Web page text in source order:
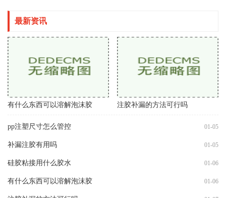
最新资讯
有什么东西可以溶解泡沫胶 注胶补漏的方法可行吗
pp注塑尺寸怎么管控 01-05
补漏注胶有用吗 01-05
硅胶粘接用什么胶水 01-06
有什么东西可以溶解泡沫胶 01-06